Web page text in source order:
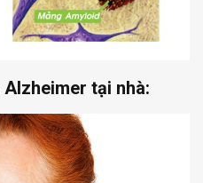
tại nhà: